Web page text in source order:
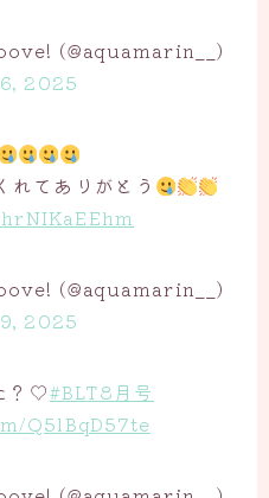
(@aquamarin__)
2025
れてありがとう
(@aquamarin__)
2025
？♡#BLT8月号
Q5lBqD57te